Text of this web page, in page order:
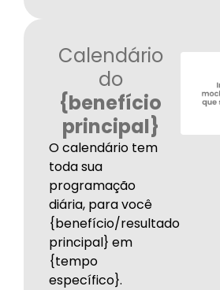
Calendário
do
{benefício
principal}
O calendário tem
toda sua
programação
diária, para você
{benefício/resultado
principal} em
{tempo
específico}.